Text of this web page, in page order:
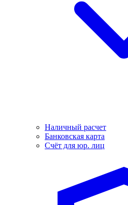
Наличный расчет
Банковская карта
Счёт для юр. лиц